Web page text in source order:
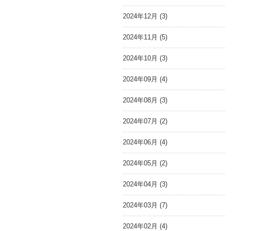
2024年12月 (3)
2024年11月 (5)
2024年10月 (3)
2024年09月 (4)
2024年08月 (3)
2024年07月 (2)
2024年06月 (4)
2024年05月 (2)
2024年04月 (3)
2024年03月 (7)
2024年02月 (4)